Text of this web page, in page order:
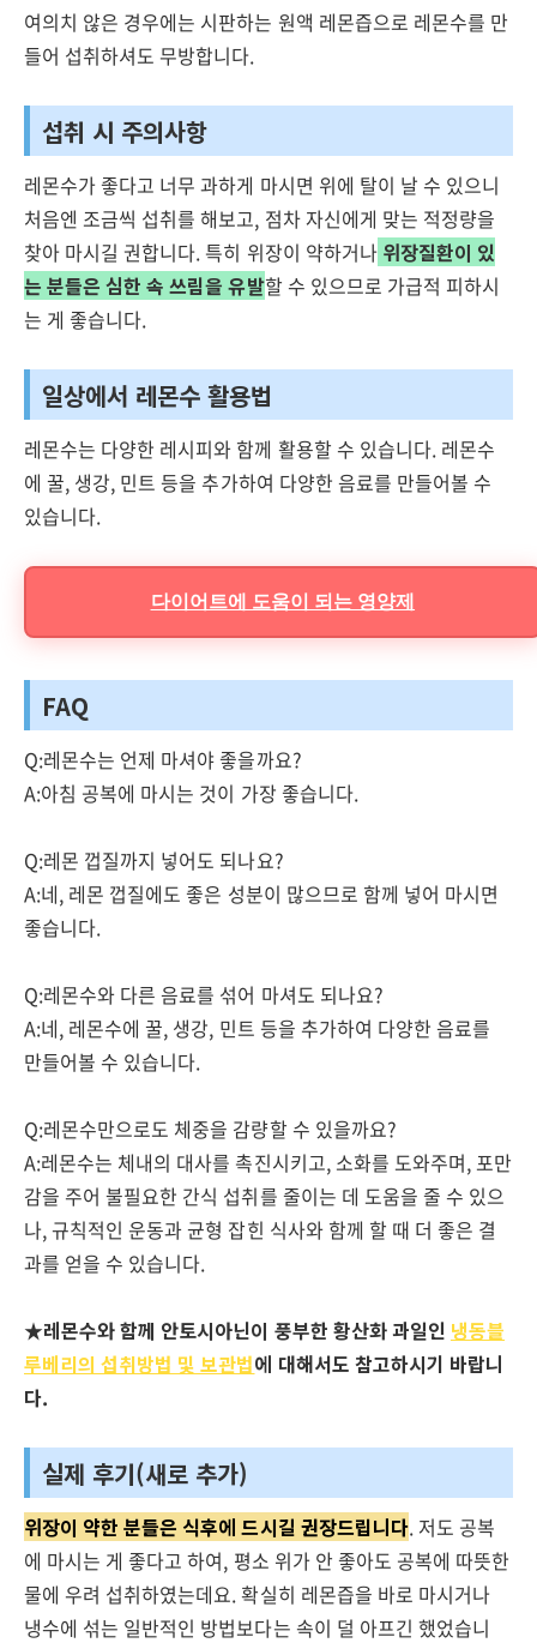
여의치 않은 경우에는 시판하는 원액 레몬즙으로 레몬수를 만
들어 섭취하셔도 무방합니다.
섭취 시 주의사항
레몬수가 좋다고 너무 과하게 마시면 위에 탈이 날 수 있으니
처음엔 조금씩 섭취를 해보고, 점차 자신에게 맞는 적정량을
찾아 마시길 권합니다. 특히 위장이 약하거나위장질환이 있
는 분들은 심한 속 쓰림을 유발할 수 있으므로 가급적 피하시
는 게 좋습니다.
일상에서 레몬수 활용법
레몬수는 다양한 레시피와 함께 활용할 수 있습니다. 레몬수
에 꿀, 생강, 민트 등을 추가하여 다양한 음료를 만들어볼 수
있습니다.
다이어트에 도움이 되는 영양제
FAQ
Q:레몬수는 언제 마셔야 좋을까요?
A:아침 공복에 마시는 것이 가장 좋습니다.
Q:레몬 껍질까지 넣어도 되나요?
A:네, 레몬 껍질에도 좋은 성분이 많으므로 함께 넣어 마시면
좋습니다.
Q:레몬수와 다른 음료를 섞어 마셔도 되나요?
A:네, 레몬수에 꿀, 생강, 민트 등을 추가하여 다양한 음료를
만들어볼 수 있습니다.
Q:레몬수만으로도 체중을 감량할 수 있을까요?
A:레몬수는 체내의 대사를 촉진시키고, 소화를 도와주며, 포만
감을 주어 불필요한 간식 섭취를 줄이는 데 도움을 줄 수 있으
나, 규칙적인 운동과 균형 잡힌 식사와 함께 할 때 더 좋은 결
과를 얻을 수 있습니다.
★레몬수와 함께 안토시아닌이 풍부한 황산화 과일인 냉동블
루베리의 섭취방법 및 보관법에 대해서도 참고하시기 바랍니
다.
실제 후기(새로 추가)
위장이 약한 분들은 식후에 드시길 권장드립니다. 저도 공복
에 마시는 게 좋다고 하여, 평소 위가 안 좋아도 공복에 따뜻한
물에 우려 섭취하였는데요. 확실히 레몬즙을 바로 마시거나
냉수에 섞는 일반적인 방법보다는 속이 덜 아프긴 했었습니